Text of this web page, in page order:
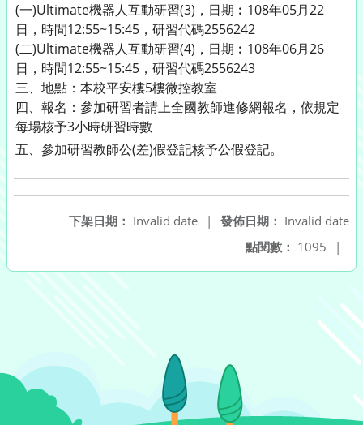
(一)Ultimate機器人互動研習(3)，日期︰108年05月22
日，時間12:55~15:45，研習代碼2556242
(二)Ultimate機器人互動研習(4)，日期︰108年06月26
日，時間12:55~15:45，研習代碼2556243
三、地點：本校平安樓5樓微控教室
四、報名：參加研習者請上全國教師進修網報名，依規定
每場核予3小時研習時數
五、參加研習教師公(差)假登記核予公假登記。
發佈日期： Invalid date
下架日期： Invalid date
|
點閱數： 1095 |